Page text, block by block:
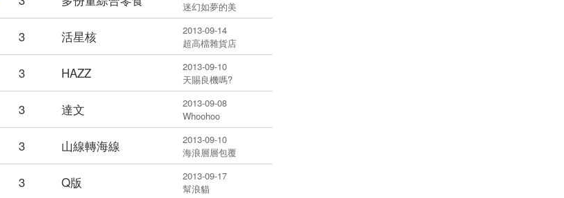
迷幻如夢的美
3 活星核
2013-09-14
超高檔雜貨店
3 HAZZ
2013-09-10
天賜良機嗎?
3 達文
2013-09-08
Whoohoo
3 山線轉海線
2013-09-10
海浪層層包覆
3 Q版
2013-09-17
幫浪貓